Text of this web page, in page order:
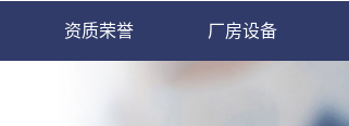
资质荣誉 厂房设备